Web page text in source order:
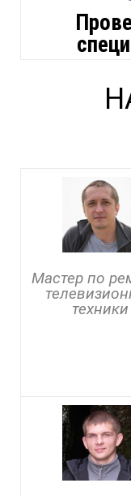
Мастер по
техники